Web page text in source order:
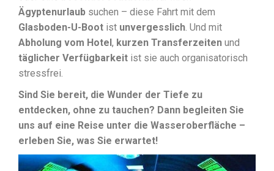
Ägyptenurlaub suchen – diese Fahrt mit dem
Glasboden-U-Boot ist unvergesslich. Und mit
Abholung vom Hotel, kurzen Transferzeiten und
täglicher Verfügbarkeit ist sie auch organisatorisch
stressfrei.
Sind Sie bereit, die Wunder der Tiefe zu
entdecken, ohne zu tauchen? Dann begleiten Sie
uns auf eine Reise unter die Wasseroberfläche –
erleben Sie, was Sie erwartet!